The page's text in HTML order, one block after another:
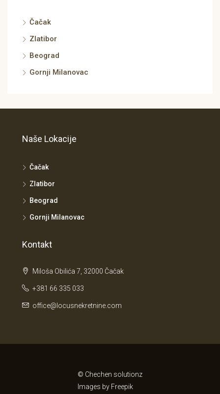
Čačak
Zlatibor
Beograd
Gornji Milanovac
Naše Lokacije
Čačak
Zlatibor
Beograd
Gornji Milanovac
Kontakt
Miloša Obilića 7, 32000 Čačak
+381 66 335 033
office@locusnekretnine.com
© Chechen solutionz
Images by Freepik